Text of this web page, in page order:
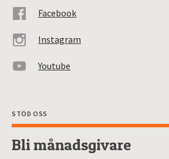
Facebook
Instagram
Youtube
STÖD OSS
Bli månadsgivare